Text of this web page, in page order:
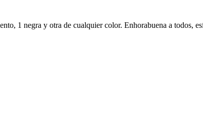
1 negra y otra de cualquier color. Enhorabuena a todos,